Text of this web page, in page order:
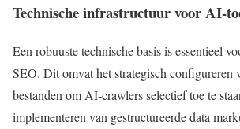
Technische infrastructuur voor AI-
Een robuuste technische basis is essentieel
SEO. Dit omvat het strategisch configureren
bestanden om AI-crawlers selectief toe te
implementeren van gestructureerde data